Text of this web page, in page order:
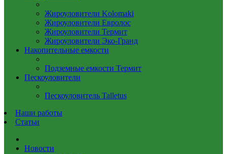
Жироуловители Kolomaki
Жироуловители Евролос
Жироуловители Термит
Жироуловители Эко-Гранд
Накопительные емкости
Подземные емкости Термит
Пескоуловители
Пескоуловитель Talletus
Наши работы
Статьи
Новости